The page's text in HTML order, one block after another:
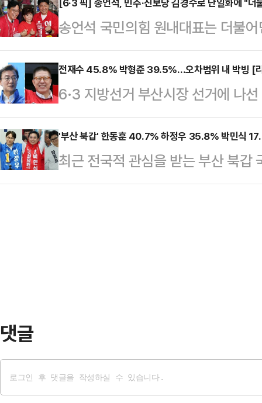
년 글로벌 금융비전 포럼'에서 영상
심의 자산구조에서 벗어나 금융과
전환점에 서 있다"고 …
기했다.국민의힘 강원도당 선거대
재산 형성 과정은 물론, 최근 있었
“태백 시민을 대변할 자격이 있는
민의힘 측이 제기하는 첫 번째 핵심
국민의힘은 김 후보가 장성광업소
로 활동해왔음에도, 정작…
송언석 국민의힘 원내대표는 더불
김경수 민주당 후보로 단일화한 것
히 증명하는 범죄자들의 야합"이라
범 김경수 후보와 전과 2범 전희영
침내 이뤄졌다"며 이같이 말했다.
거 민주주의를 파괴해 도지사직을
도전한다는 것 자체가 도저히 용납
비판했다.그러면서 …
전재수 45.8% 박형준 39.5%…오차범위 내 박빙 [
6·3 지방선거 부산시장 선거에 나
민의힘 후보가 오차범위 내 접전을
보의 의뢰로 지난 24~26일 무선
이라면 부산시장 후보 중 누구에게
꼽은 응답자는 45.8%, 박 후보는
'부산 북갑' 한동훈 40.7% 하정우 35.8% 박민식
최근 전국적 관심을 받는 부산 북갑
주당 후보와 한동훈 무소속 후보가
댓글